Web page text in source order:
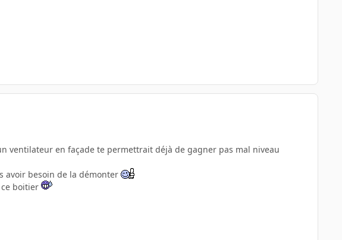
ventilateur en façade te permettrait déjà de gagner pas mal niveau
avoir besoin de la démonter
boitier